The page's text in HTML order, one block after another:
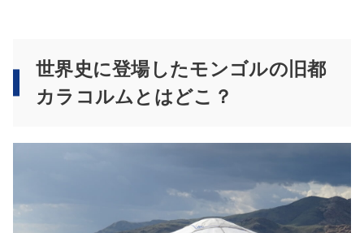
世界史に登場したモンゴルの旧都
カラコルムとはどこ？